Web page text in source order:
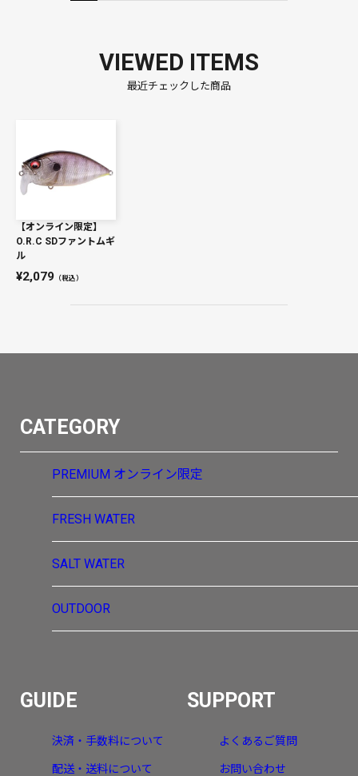
VIEWED ITEMS
最近チェックした商品
【オンライン限定】
O.R.C SDファントムギ
ル
2,079 （税込）
CATEGORY
PREMIUM オンライン限定
FRESH WATER
SALT WATER
OUTDOOR
GUIDE
決済・手数料について
配送・送料について
SUPPORT
よくあるご質問
お問い合わせ